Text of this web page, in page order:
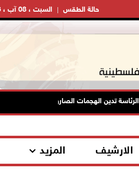
السبت ، 08 آب ، 2026 حالة الطقس
تدين الهجمات الصاروخية على المملكة
الارشيف المزيد